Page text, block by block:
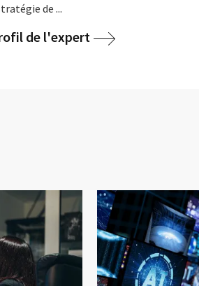
de ...
de l'expert